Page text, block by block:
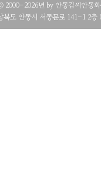
2026년 by 안동김씨안동
북도 안동시 서동문로 141-1 2